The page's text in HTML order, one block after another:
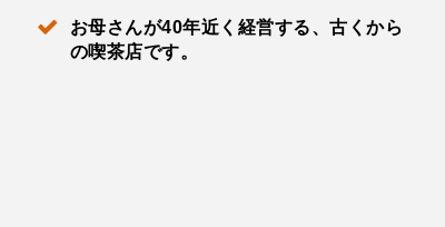
お母さんが40年近く経営する、古くから
の喫茶店です。